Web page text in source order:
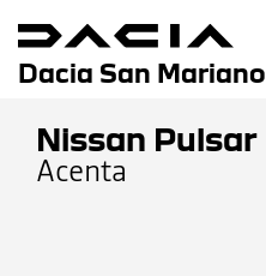
Dacia San Mariano
Nissan Pulsar
Acenta